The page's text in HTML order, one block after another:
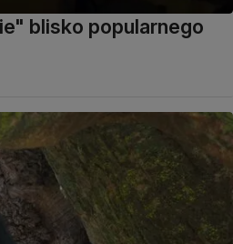
blisko popularnego